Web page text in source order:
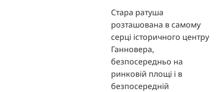
Стара ратуша
розташована в самому
серці історичного центру
Ганновера,
безпосередньо на
ринковій площі і в
безпосередній